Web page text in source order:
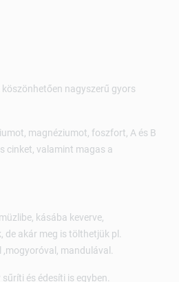
nagyszerű gyors
magnéziumot, foszfort, A és B
cinket, valamint magas a
kásába keverve,
akár meg is tölthetjük pl.
mandulával.
és édesíti is egyben.